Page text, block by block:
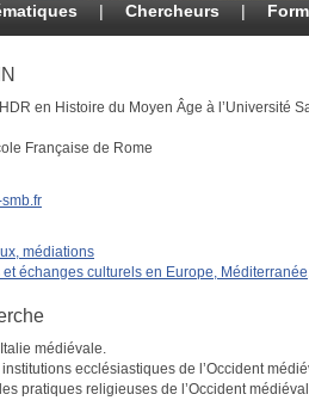
| Chercheurs |
en Histoire du Moyen Âge à l’Université
Française de Rome
médiations
et échanges culturels en Europe,
médiévale.
ecclésiastiques de l’Occident
pratiques religieuses de l’Occident